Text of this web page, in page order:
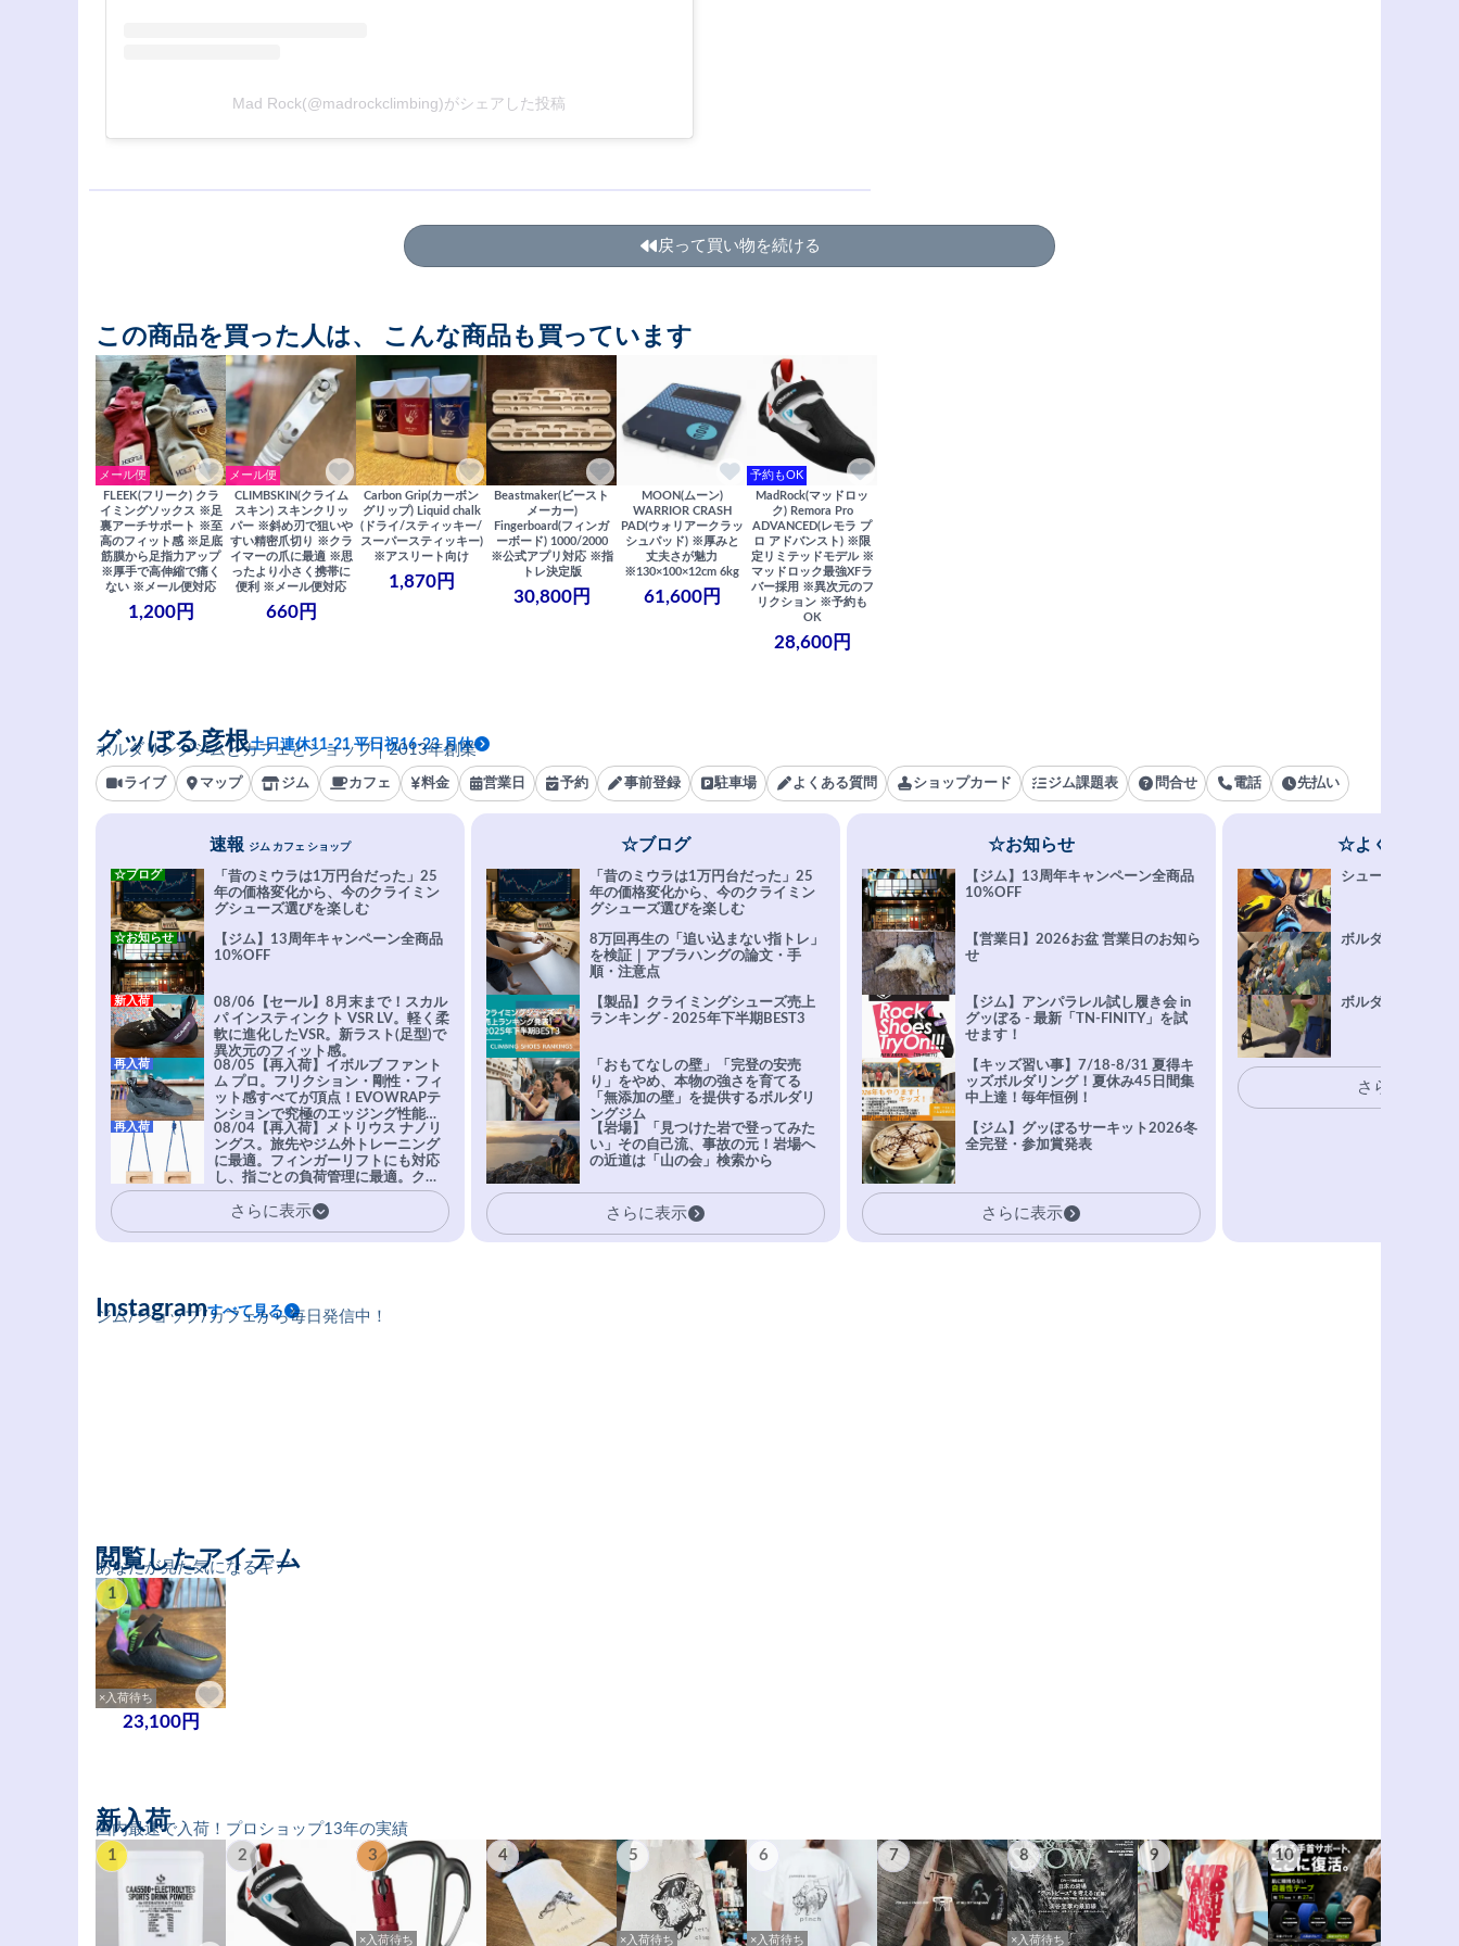
Mad Rock(@madrockclimbing)がシェアした投稿
戻って買い物を続ける
この商品を買った人は、 こんな商品も買っています
メール便
FLEEK(フリーク) クラ
イミングソックス ※足
裏アーチサポート ※至
高のフィット感 ※足底
筋膜から足指力アップ
※厚手で高伸縮で痛く
ない ※メール便対応
1,200円
メール便
CLIMBSKIN(クライム
スキン) スキンクリッ
パー ※斜め刃で狙いや
すい精密爪切り ※クラ
イマーの爪に最適 ※思
ったより小さく携帯に
便利 ※メール便対応
660円
Carbon Grip(カーボン
グリップ) Liquid chalk
(ドライ/スティッキー/
スーパースティッキー)
※アスリート向け
1,870円
Beastmaker(ビースト
メーカー)
Fingerboard(フィンガ
ーボード) 1000/2000
※公式アプリ対応 ※指
トレ決定版
30,800円
MOON(ムーン)
WARRIOR CRASH
PAD(ウォリアークラッ
シュパッド) ※厚みと
丈夫さが魅力
※130×100×12cm 6kg
61,600円
予約もOK
MadRock(マッドロッ
ク) Remora Pro
ADVANCED(レモラ プ
ロ アドバンスト) ※限
定リミテッドモデル ※
マッドロック最強XFラ
バー採用 ※異次元のフ
リクション ※予約も
OK
28,600円
ボルダリングジムとカフェとショップ｜2013年創業
グッぼる彦根土日連休11-21 平日祝16-23 月休
ライブ マップ ジム カフェ 料金 営業日 予約 事前登録 駐車場 よくある質問 ショップカード ジム課題表 問合せ 電話 先払い
速報 ジム カフェ ショップ
「昔のミウラは1万円台だった」25
年の価格変化から、今のクライミン
グシューズ選びを楽しむ
☆ブログ
【ジム】13周年キャンペーン全商品
10%OFF
☆お知らせ
08/06【セール】8月末まで！スカル
パ インスティンクト VSR LV。軽く柔
軟に進化したVSR。新ラスト(足型)で
異次元のフィット感。
新入荷
08/05【再入荷】イボルブ ファント
ム プロ。フリクション・剛性・フィ
ット感すべてが頂点！EVOWRAPテ
ンションで究極のエッジング性能を
実現。進化系ラバーEvo-74はTRAX
を凌駕する粘着力で極小ホールドに
安心感。
再入荷
08/04【再入荷】メトリウス ナノリ
ングス。旅先やジム外トレーニング
に最適。フィンガーリフトにも対応
し、指ごとの負荷管理に最適。クラ
イマーの指を本気で鍛えるギア。
再入荷
さらに表示
☆ブログ
「昔のミウラは1万円台だった」25
年の価格変化から、今のクライミン
グシューズ選びを楽しむ
8万回再生の「追い込まない指トレ」
を検証｜アブラハングの論文・手
順・注意点
【製品】クライミングシューズ売上
ランキング - 2025年下半期BEST3
「おもてなしの壁」「完登の安売
り」をやめ、本物の強さを育てる
「無添加の壁」を提供するボルダリ
ングジム
【岩場】「見つけた岩で登ってみた
い」その自己流、事故の元！岩場へ
の近道は「山の会」検索から
さらに表示
☆お知らせ
【ジム】13周年キャンペーン全商品
10%OFF
【営業日】2026お盆 営業日のお知ら
せ
【ジム】アンパラレル試し履き会 in
グッぼる - 最新「TN-FINITY」を試
せます！
【キッズ習い事】7/18-8/31 夏得キ
ッズボルダリング！夏休み45日間集
中上達！毎年恒例！
【ジム】グッぼるサーキット2026冬
全完登・参加賞発表
さらに表示
☆よくある質
シューズ選びFAQ
ボルダリング上達
ボルダリングトレ
さらに表示
ジム/ショップ/カフェから毎日発信中！
Instagramすべて見る
あなたが見た気になるギア
閲覧したアイテム
1
×入荷待ち
23,100円
国内最速で入荷！プロショップ13年の実績
新入荷
1 2 3
×入荷待ち
4 5
×入荷待ち
6
×入荷待ち
7 8
×入荷待ち
9 10